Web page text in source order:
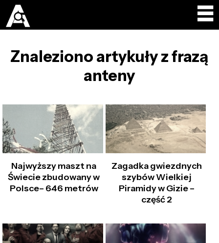
Znaleziono artykuły z frazą
anteny
Najwyższy maszt na
Świecie zbudowany w
Polsce– 646 metrów
Zagadka gwiezdnych
szybów Wielkiej
Piramidy w Gizie –
część 2